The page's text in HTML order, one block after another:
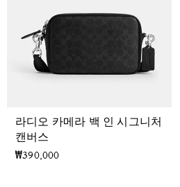
라디오 카메라 백 인 시그니처
캔버스
₩390,000